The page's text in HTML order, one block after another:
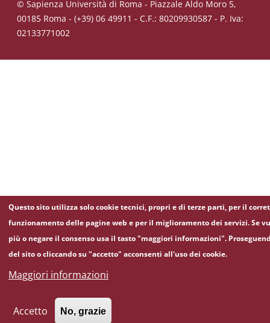
© Sapienza Università di Roma - Piazzale Aldo Moro 5,
00185 Roma - (+39) 06 49911 - C.F.: 80209930587 - P. Iva:
02133771002
Questo sito utilizza solo cookie tecnici, propri e di terze parti, per il
funzionamento delle pagine web e per il miglioramento dei servizi. Se
più o negare il consenso usa il tasto "maggiori informazioni".
del sito o cliccando su "accetto" acconsenti all'uso dei cookie.
Maggiori informazioni
Accetto No, grazie